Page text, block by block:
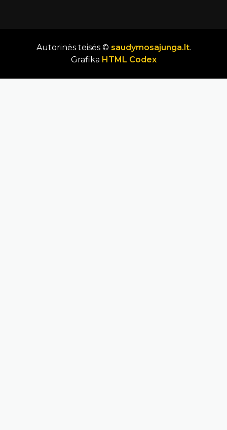
Autorinės teisės © saudymosajunga.lt.
Grafika HTML Codex